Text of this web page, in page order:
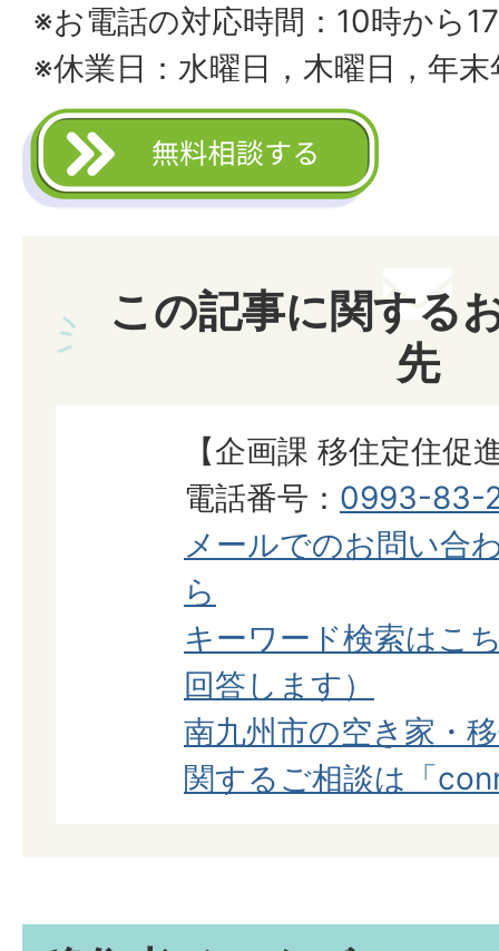
※お電話の対応時間：10時から
※休業日：水曜日，木曜日，年
この記事に関する
先
【企画課 移住定住促
電話番号： 0993-83-
メールでのお問い合
ら
キーワード検索はこ
回答します）
南九州市の空き家・
関するご相談は「